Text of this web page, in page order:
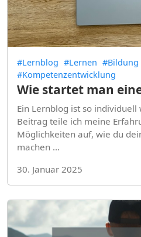
#Lernblog #Lernen #Bildung
#Kompetenzentwicklung
Wie startet man
Ein Lernblog ist so
Beitrag teile ich meine
Möglichkeiten auf, wie du
machen …
30. Januar 2025